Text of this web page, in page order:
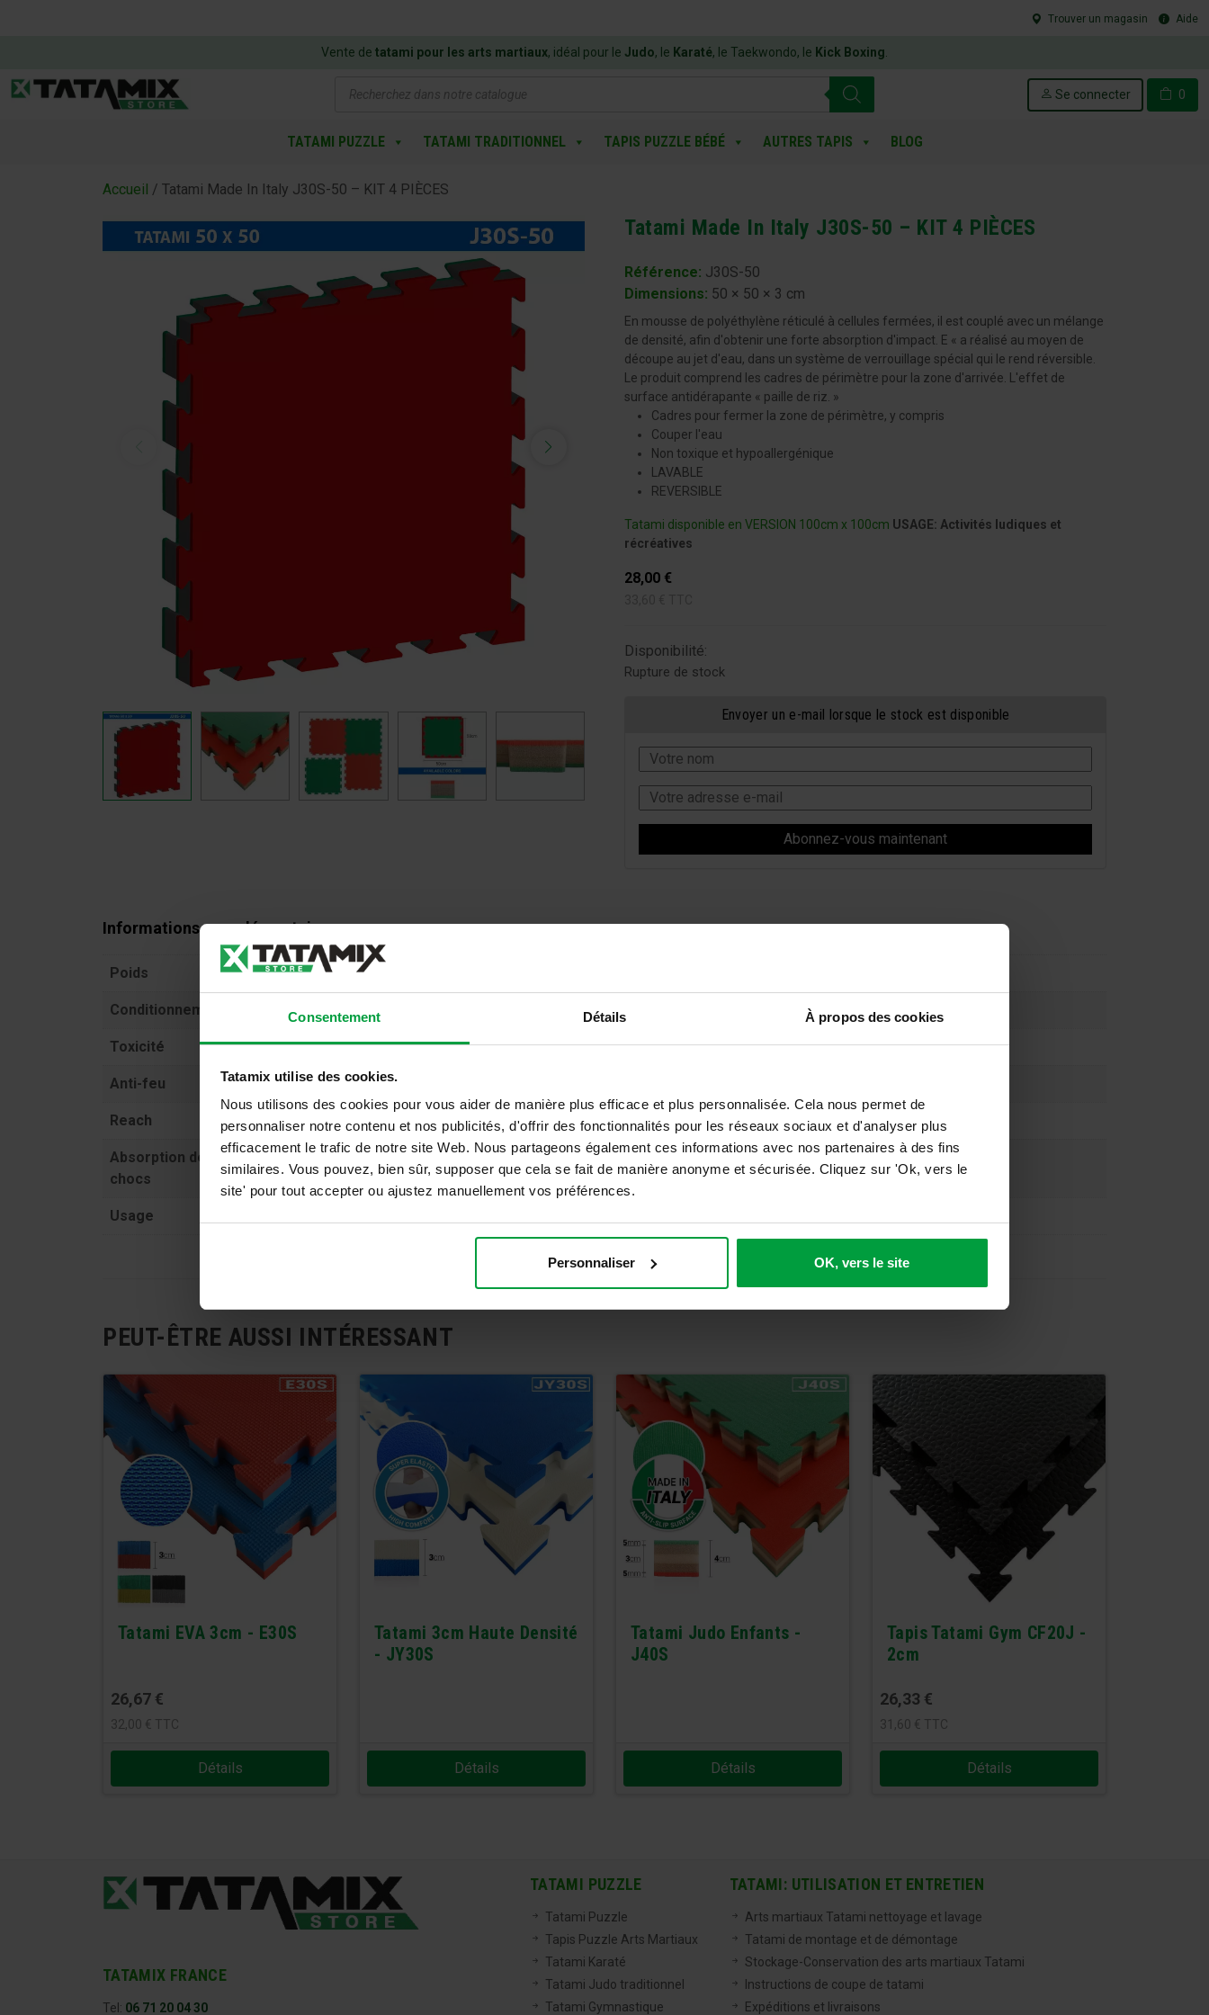
Consentement Détails À propos des cookies
Tatamix utilise des cookies.
Nous utilisons des cookies pour vous aider de manière plus efficace et plus personnalisée. Cela nous permet de
personnaliser notre contenu et nos publicités, d'offrir des fonctionnalités pour les réseaux sociaux et d'analyser plus
efficacement le trafic de notre site Web. Nous partageons également ces informations avec nos partenaires à des fins
similaires. Vous pouvez, bien sûr, supposer que cela se fait de manière anonyme et sécurisée. Cliquez sur 'Ok, vers le
site' pour tout accepter ou ajustez manuellement vos préférences.
Personnaliser OK, vers le site
Trouver un magasin Aide
Vente de tatami pour les arts martiaux, idéal pour le Judo, le Karaté, le Taekwondo, le Kick Boxing
de
Se connecter 0
TATAMI PUZZLE TATAMI TRADITIONNEL TAPIS PUZZLE BÉBÉ AUTRES TAPIS BLOG
Accueil / Tatami Made In Italy J30S-50 – KIT 4 PIÈCES
Tatami Made In Italy J30S-50 – KIT 4 PIÈCES
Référence: J30S-50
Dimensions: 50 × 50 × 3 cm
En mousse de polyéthylène réticulé à cellules fermées, il est couplé avec un mélange
de densité, afin d'obtenir une forte absorption d'impact. E « a réalisé au moyen de
découpe au jet d'eau, dans un système de verrouillage spécial qui le rend réversible.
Le produit comprend les cadres de périmètre pour la zone d'arrivée. L'effet de
surface antidérapante « paille de riz. »
Cadres pour fermer la zone de périmètre, y compris
Couper l'eau
Non toxique et hypoallergénique
LAVABLE
REVERSIBLE
Tatami disponible en VERSION 100cm x 100cm USAGE: Activités ludiques et
récréatives
28,00 €
Disponibilité:
Rupture de stock
Envoyer un e-mail lorsque le stock est disponible
Informations complémentaires
Poids 6,4 kg (KIT)
Conditionnement Kit: 4 pieces
Toxicité Non toxique selon EN71
Anti-feu Efl – Selon la norme 13501, partie 1
Reach Respecter le règlement REACH
Absorption des
chocs
UNI EN 1177 HIC 600mm
Usage
PEUT-ÊTRE AUSSI INTÉRESSANT
Tatami EVA 3cm - E30S
26,67 €
32,00 € TTC
Détails
Tatami 3cm Haute Densité
- JY30S
Détails
Tatami Judo Enfants -
J40S
Détails
Tapis Tatami Gym CF20J -
2cm
26,33 €
31,60 € TTC
Détails
TATAMIX FRANCE
Tel: 06 71 20 04 30
TATAMI PUZZLE
Tatami Puzzle
Tapis Puzzle Arts Martiaux
Tatami Karaté
Tatami Judo traditionnel
Tatami Gymnastique
TATAMI: UTILISATION ET ENTRETIEN
Arts martiaux Tatami nettoyage et lavage
Tatami de montage et de démontage
Stockage-Conservation des arts martiaux Tatami
Instructions de coupe de tatami
Expéditions et livraisons